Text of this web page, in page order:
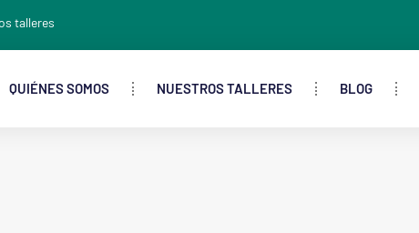
talleres
QUIÉNES SOMOS NUESTROS TALLERES BLOG